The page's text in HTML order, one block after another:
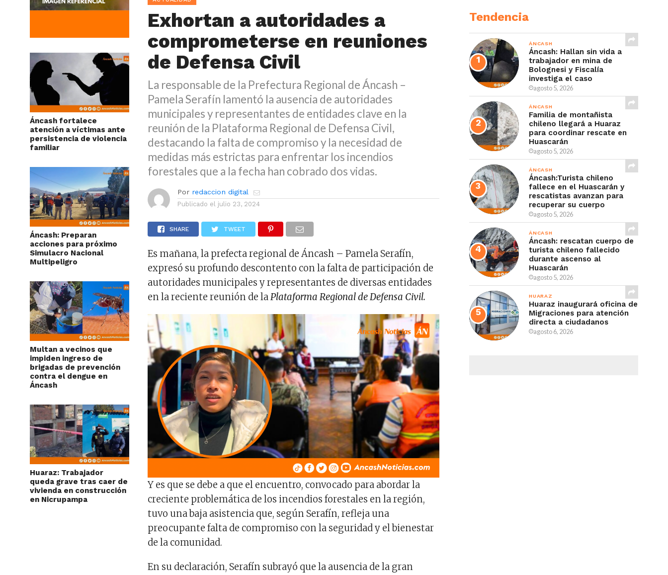
Áncash fortalece
atención a víctimas ante
persistencia de violencia
familiar
Áncash: Preparan
acciones para próximo
Simulacro Nacional
Multipeligro
Multan a vecinos que
impiden ingreso de
brigadas de prevención
contra el dengue en
Áncash
Huaraz: Trabajador
queda grave tras caer de
vivienda en construcción
en Nicrupampa
Exhortan a autoridades a
comprometerse en reuniones
de Defensa Civil
La responsable de la Prefectura Regional de Áncash –
Pamela Serafín lamentó la ausencia de autoridades
municipales y representantes de entidades clave en la
reunión de la Plataforma Regional de Defensa Civil,
destacando la falta de compromiso y la necesidad de
medidas más estrictas para enfrentar los incendios
forestales que a la fecha han cobrado dos vidas.
Por redaccion digital
Publicado el julio 23, 2024
SHARE TWEET
Es mañana, la prefecta regional de Áncash – Pamela Serafín,
expresó su profundo descontento con la falta de participación de
autoridades municipales y representantes de diversas entidades
en la reciente reunión de la Plataforma Regional de Defensa Civil.
Y es que se debe a que el encuentro, convocado para abordar la
creciente problemática de los incendios forestales en la región,
tuvo una baja asistencia que, según Serafín, refleja una
preocupante falta de compromiso con la seguridad y el bienestar
de la comunidad.
En su declaración, Serafín subrayó que la ausencia de la gran
Tendencia
ÁNCASH
Áncash: Hallan sin vida a
trabajador en mina de
Bolognesi y Fiscalía
investiga el caso
agosto 5, 2026
ÁNCASH
Familia de montañista
chileno llegará a Huaraz
para coordinar rescate en
Huascarán
agosto 5, 2026
ÁNCASH
Áncash:Turista chileno
fallece en el Huascarán y
rescatistas avanzan para
recuperar su cuerpo
agosto 5, 2026
ÁNCASH
Áncash: rescatan cuerpo de
turista chileno fallecido
durante ascenso al
Huascarán
agosto 5, 2026
HUARAZ
Huaraz inaugurará oficina de
Migraciones para atención
directa a ciudadanos
agosto 6, 2026